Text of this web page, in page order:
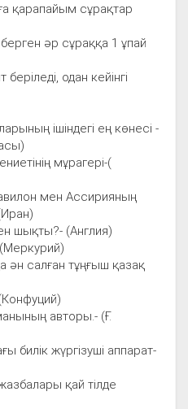
қарапайым сұрақтар
әр сұраққа 1 ұпай
одан кейінгі
ішіндегі ең көнесі -
мұрагері-(
мен Ассирияның
шықты?- (Англия)
(Меркурий)
ән салған тұңғыш қазақ
авторы.- (Ғ.
билік жүргізуші аппарат-
қай тілде